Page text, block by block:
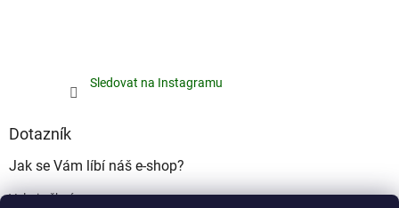
Sledovat na Instagramu
Dotazník
Jak se Vám líbí náš e-shop?
Velmi pěkný